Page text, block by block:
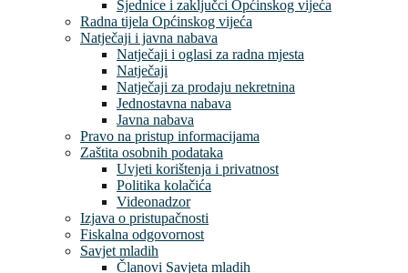
Sjednice i zaključci Općinskog vijeća
Radna tijela Općinskog vijeća
Natječaji i javna nabava
Natječaji i oglasi za radna mjesta
Natječaji
Natječaji za prodaju nekretnina
Jednostavna nabava
Javna nabava
Pravo na pristup informacijama
Zaštita osobnih podataka
Uvjeti korištenja i privatnost
Politika kolačića
Videonadzor
Izjava o pristupačnosti
Fiskalna odgovornost
Savjet mladih
Članovi Savjeta mladih